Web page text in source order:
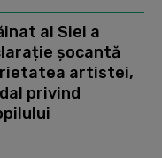
al Siei a
șocantă
artistei,
privind